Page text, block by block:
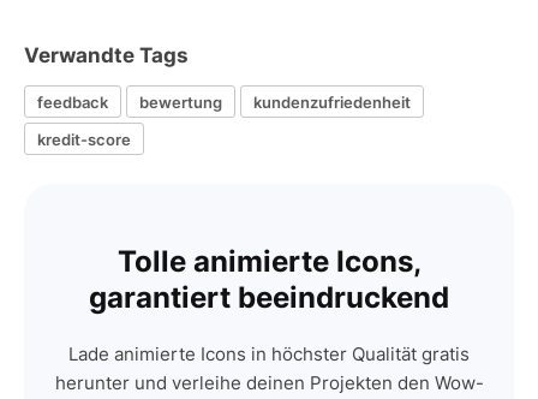
Verwandte Tags
feedback bewertung
kundenzufriedenheit
kredit-score
Tolle animierte Icons,
garantiert beeindruckend
Lade animierte Icons in höchster Qualität gratis
herunter und verleihe deinen Projekten den Wow-